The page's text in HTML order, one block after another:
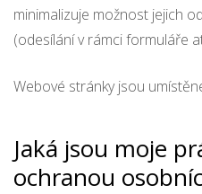
minimalizuje možnost jejich
(odesílání v rámci formuláře
Webové stránky jsou
Jaká jsou moje
ochranou